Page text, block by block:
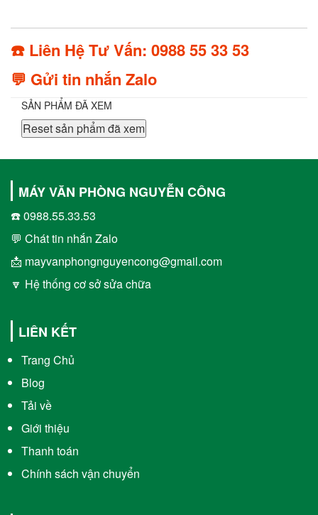
☎️ Liên Hệ Tư Vấn: 0988 55 33 53
💬 Gửi tin nhắn Zalo
SẢN PHẨM ĐÃ XEM
Reset sản phẩm đã xem
MÁY VĂN PHÒNG NGUYỄN CÔNG
☎️ 0988.55.33.53
💬 Chát tin nhắn Zalo
📩 mayvanphongnguyencong@gmail.com
🔽 Hệ thống cơ sở sửa chữa
LIÊN KẾT
Trang Chủ
Blog
Tải về
Giới thiệu
Thanh toán
Chính sách vận chuyển